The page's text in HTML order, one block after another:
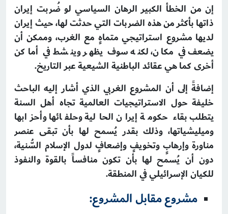
إن من الخطأ الكبير الرهان السياسي لو ضُربت إيران
ذاتها بأكثر من هذه الضربات التي حدثت لها، حيث إيران
لديها مشروع استراتيجي متماهٍ مع الغرب، وممكن أن
يضعف في مكان، لكنه سوف يظهر وينشط في أماكن
أخرى كما هي عقائد الباطنية الشيعية عبر التاريخ.
إضافةً إلى أن المشروع الغربي الذي أشار إليه الباحث
خليفة حول الاستراتيجيات العالمية تجاه أهل السنة
يتطلب بقاء حكومة إيران الحالية وحلفائها وأحزابها
وميليشياتها، وذلك بقدر يُسمح لها بأن تبقى عنصر
مناورة وإرهابٍ وتخويفٍ وإضعافٍ لدول الإسلام السُّنية،
دون أن يُسمح لها بأن تكون منافساً بالقوة والنفوذ
للكيان الإسرائيلي في المنطقة.
مشروع مقابل المشروع: